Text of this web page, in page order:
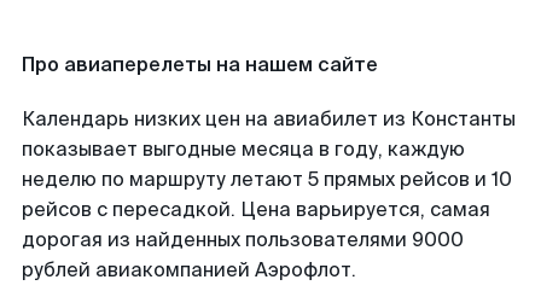
Про авиаперелеты на нашем сайте
Календарь низких цен на авиабилет из Константы
показывает выгодные месяца в году, каждую
неделю по маршруту летают 5 прямых рейсов и 10
рейсов с пересадкой. Цена варьируется, самая
дорогая из найденных пользователями 9000
рублей авиакомпанией Аэрофлот.